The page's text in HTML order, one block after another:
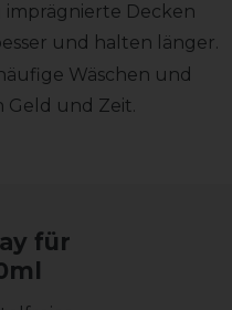
imprägnierte Decken
und halten länger.
Wäschen und
Geld und Zeit.
für